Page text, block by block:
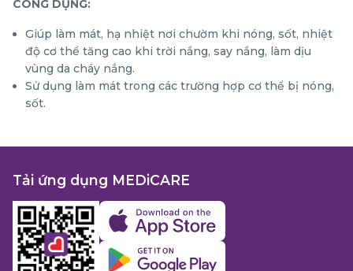
CÔNG DỤNG:
Giúp làm mát, hạ nhiệt nơi chườm khi nóng, sốt, nhiệt
độ cơ thể tăng cao khi trời nắng, say nắng, làm dịu
vùng da cháy nắng.
Sử dụng làm mát trong các trường hợp cơ thể bị nóng,
sốt.
Tải ứng dụng MEDiCARE